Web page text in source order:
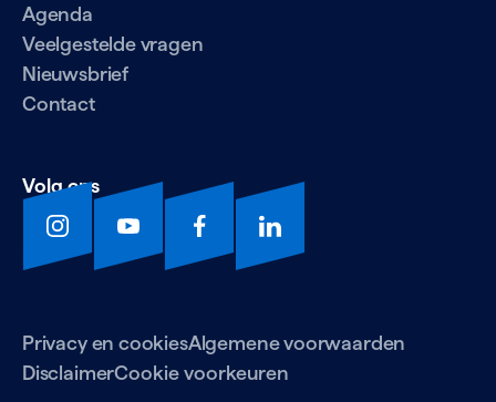
Agenda
Veelgestelde vragen
Nieuwsbrief
Contact
Privacy en cookiesAlgemene voorwaarden
DisclaimerCookie voorkeuren
Volg ons